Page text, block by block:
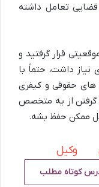
تعامل داشته
قرار گرفتید و
نیاز داشت، حتماً با
حقوقی و کیفری
گرفتن از یه متخصص
ممکن حفظ بشه.
وکیل
کوتاه مطلب